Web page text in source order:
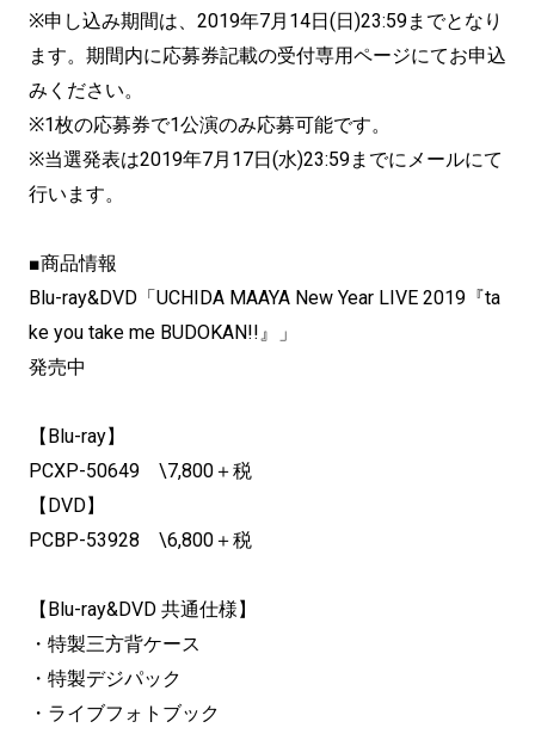
※申し込み期間は、2019年7月14日(日)23:59までとなり
ます。期間内に応募券記載の受付専用ページにてお申込
みください。
※1枚の応募券で1公演のみ応募可能です。
※当選発表は2019年7月17日(水)23:59までにメールにて
行います。
■商品情報
Blu-ray&DVD「UCHIDA MAAYA New Year LIVE 2019『ta
ke you take me BUDOKAN!!』」
発売中
【Blu-ray】
PCXP-50649 \7,800＋税
【DVD】
PCBP-53928 \6,800＋税
【Blu-ray&DVD 共通仕様】
・特製三方背ケース
・特製デジパック
・ライブフォトブック